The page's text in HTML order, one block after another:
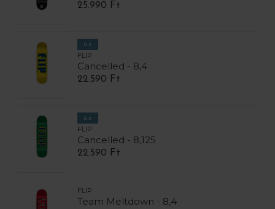
25.990 Ft
ÚJ
FLIP
Cancelled - 8,4
22.590 Ft
ÚJ
FLIP
Cancelled - 8,125
22.590 Ft
FLIP
Team Meltdown - 8,4